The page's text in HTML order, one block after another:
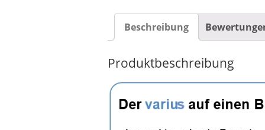
Beschreibung
Produktbeschreibung